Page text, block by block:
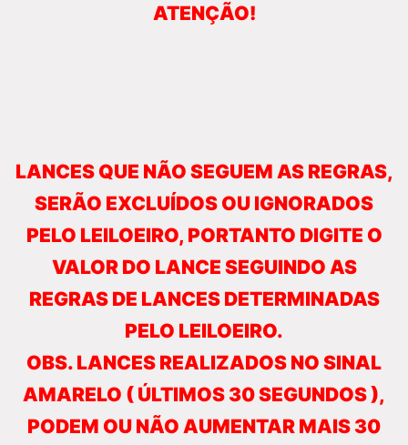
ATENÇÃO!
LANCES QUE NÃO SEGUEM AS REGRAS,
SERÃO EXCLUÍDOS OU IGNORADOS
PELO LEILOEIRO, PORTANTO DIGITE O
VALOR DO LANCE SEGUINDO AS
REGRAS DE LANCES DETERMINADAS
PELO LEILOEIRO.
OBS. LANCES REALIZADOS NO SINAL
AMARELO ( ÚLTIMOS 30 SEGUNDOS ),
PODEM OU NÃO AUMENTAR MAIS 30